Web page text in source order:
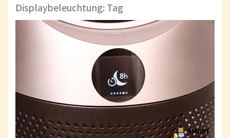
Displaybeleuchtung: Tag